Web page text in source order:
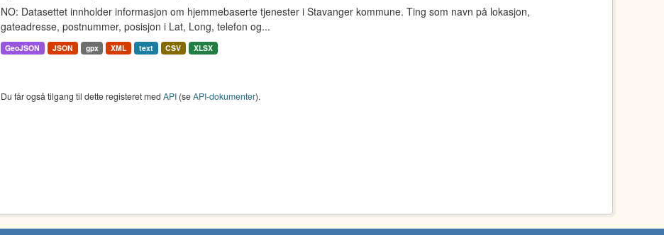
NO: Datasettet innholder informasjon om hjemmebaserte tjenester i Stavanger kommune. Ting som navn på lokasjon,
gateadresse, postnummer, posisjon i Lat, Long, telefon og...
GeoJSON JSON gpx XML text CSV XLSX
Du får også tilgang til dette registeret med API(seAPI-dokumenter).